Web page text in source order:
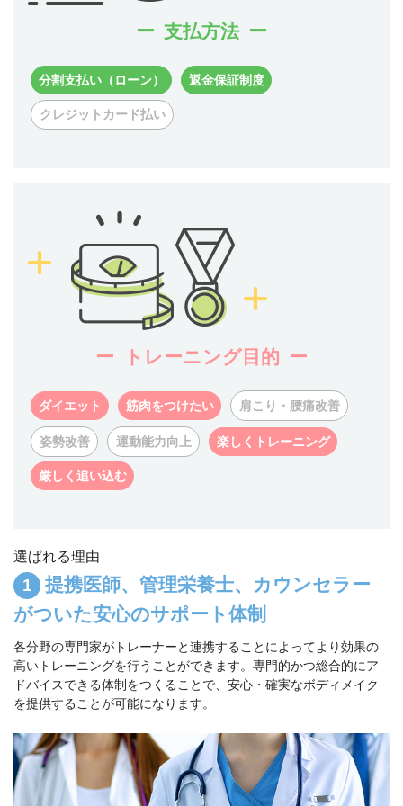
支払方法
分割支払い（ローン） 返金保証制度
クレジットカード払い
トレーニング目的
ダイエット 筋肉をつけたい 肩こり・腰痛改善
姿勢改善 運動能力向上 楽しくトレーニング
厳しく追い込む
選ばれる理由
提携医師、管理栄養士、カウンセラー
がついた安心のサポート体制
各分野の専門家がトレーナーと連携することによってより効果の
高いトレーニングを行うことができます。専門的かつ総合的にア
ドバイスできる体制をつくることで、安心・確実なボディメイク
を提供することが可能になります。